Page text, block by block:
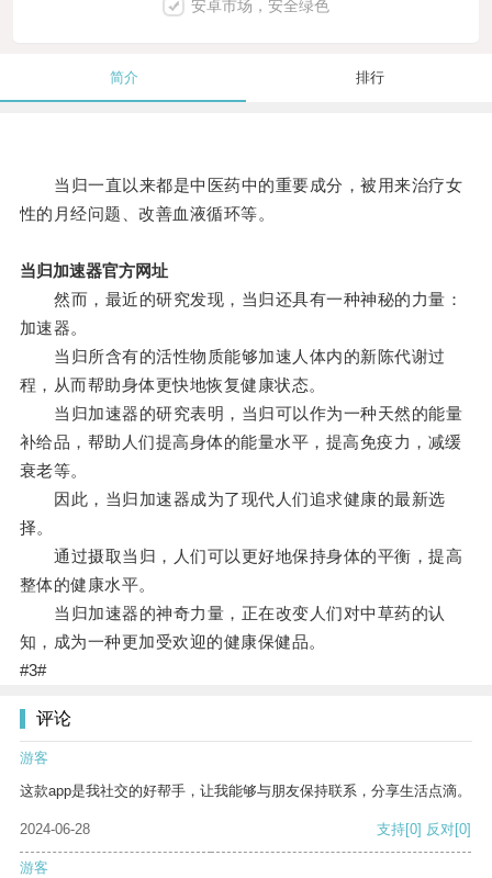
安卓市场，安全绿色
简介 排行
当归一直以来都是中医药中的重要成分，被用来治疗女
性的月经问题、改善血液循环等。
当归加速器官方网址
然而，最近的研究发现，当归还具有一种神秘的力量：
加速器。
当归所含有的活性物质能够加速人体内的新陈代谢过
程，从而帮助身体更快地恢复健康状态。
当归加速器的研究表明，当归可以作为一种天然的能量
补给品，帮助人们提高身体的能量水平，提高免疫力，减缓
衰老等。
因此，当归加速器成为了现代人们追求健康的最新选
择。
通过摄取当归，人们可以更好地保持身体的平衡，提高
整体的健康水平。
当归加速器的神奇力量，正在改变人们对中草药的认
知，成为一种更加受欢迎的健康保健品。
#3#
评论
游客
这款app是我社交的好帮手，让我能够与朋友保持联系，分享生活点滴。
2024-06-28 支持[0] 反对[0]
游客